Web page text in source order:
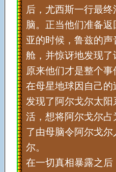
后，尤西斯一行最终
脑。正当他们准备返
亚的时候，鲁兹的
舱，并惊讶地发现
原来他们才是整个
在母星地球因自己
发现了阿尔戈尔太
活，想将阿尔戈尔
了由母脑令阿尔戈
尔。
在一切真相暴露之